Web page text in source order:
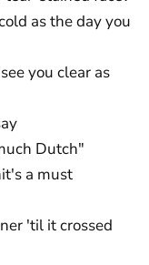
as the day you
you clear as
Dutch"
a must
'til it crossed